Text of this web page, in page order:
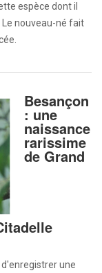
espèce dont il
Le nouveau-né fait
Besançon
: une
naissance
rarissime
de Grand
d'enregistrer une